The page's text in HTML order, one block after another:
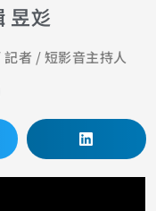
昱彣
者 / 短影音主持人